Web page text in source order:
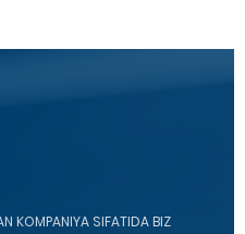
KOMPANIYA SIFATIDA BIZ